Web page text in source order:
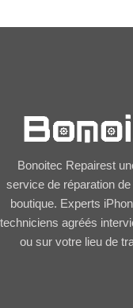
Bonoitec Repairest
service de réparation
boutique. Experts
techniciens agréés
ou sur votre lieu de